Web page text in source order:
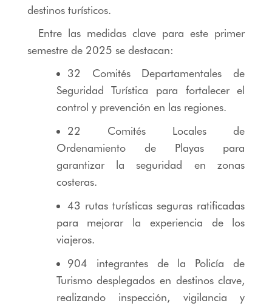
destinos turísticos.
Entre las medidas clave para este primer
semestre de 2025 se destacan:
32 Comités Departamentales de
Seguridad Turística para fortalecer el
control y prevención en las regiones.
22 Comités Locales de
Ordenamiento de Playas para
garantizar la seguridad en zonas
costeras.
43 rutas turísticas seguras ratificadas
para mejorar la experiencia de los
viajeros.
904 integrantes de la Policía de
Turismo desplegados en destinos clave,
realizando inspección, vigilancia y